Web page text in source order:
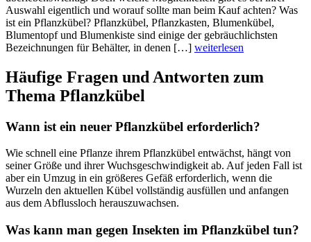
Auswahl eigentlich und worauf sollte man beim Kauf achten? Was
ist ein Pflanzkübel? Pflanzkübel, Pflanzkasten, Blumenkübel,
Blumentopf und Blumenkiste sind einige der gebräuchlichsten
Bezeichnungen für Behälter, in denen […] weiterlesen
Häufige Fragen und Antworten zum
Thema Pflanzkübel
Wann ist ein neuer Pflanzkübel erforderlich?
Wie schnell eine Pflanze ihrem Pflanzkübel entwächst, hängt von
seiner Größe und ihrer Wuchsgeschwindigkeit ab. Auf jeden Fall ist
aber ein Umzug in ein größeres Gefäß erforderlich, wenn die
Wurzeln den aktuellen Kübel vollständig ausfüllen und anfangen
aus dem Abflussloch herauszuwachsen.
Was kann man gegen Insekten im Pflanzkübel tun?